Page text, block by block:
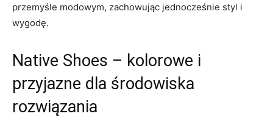
przemyśle modowym, zachowując jednocześnie styl i
wygodę.
Native Shoes – kolorowe i
przyjazne dla środowiska
rozwiązania